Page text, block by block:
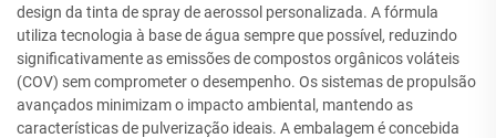
design da tinta de spray de aerossol personalizada. A fórmula
utiliza tecnologia à base de água sempre que possível, reduzindo
significativamente as emissões de compostos orgânicos voláteis
(COV) sem comprometer o desempenho. Os sistemas de propulsão
avançados minimizam o impacto ambiental, mantendo as
características de pulverização ideais. A embalagem é concebida